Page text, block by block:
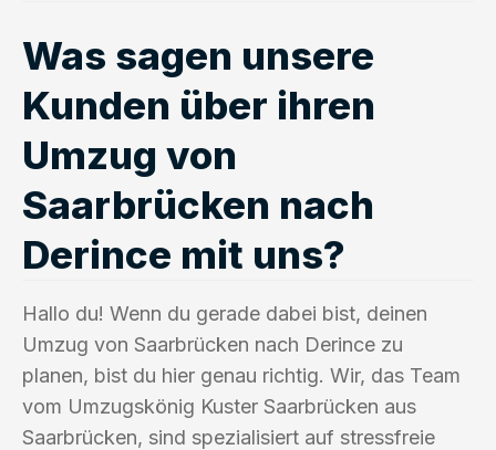
Was sagen unsere
Kunden über ihren
Umzug von
Saarbrücken nach
Derince mit uns?
Hallo du! Wenn du gerade dabei bist, deinen
Umzug von Saarbrücken nach Derince zu
planen, bist du hier genau richtig. Wir, das Team
vom Umzugskönig Kuster Saarbrücken aus
Saarbrücken, sind spezialisiert auf stressfreie